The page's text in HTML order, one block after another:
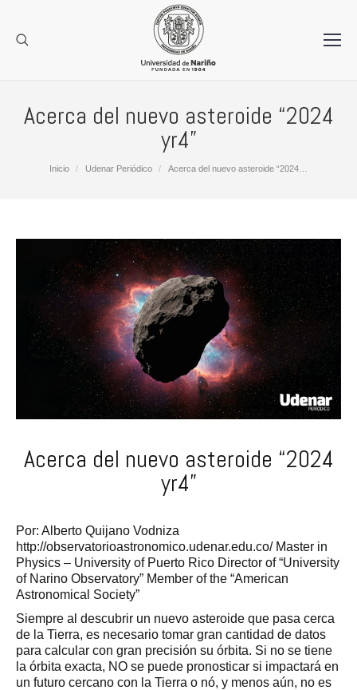
Acerca del nuevo asteroide “2024
yr4”
Estás aquí:
Inicio Udenar Periódico Acerca del nuevo asteroide “2024…
Acerca del nuevo asteroide “2024
yr4”
Por: Alberto Quijano Vodniza
http://observatorioastronomico.udenar.edu.co/ Master in
Physics – University of Puerto Rico Director of “University
of Narino Observatory” Member of the “American
Astronomical Society”
Siempre al descubrir un nuevo asteroide que pasa cerca
de la Tierra, es necesario tomar gran cantidad de datos
para calcular con gran precisión su órbita. Si no se tiene
la órbita exacta, NO se puede pronosticar si impactará en
un futuro cercano con la Tierra o nó, y menos aún, no es